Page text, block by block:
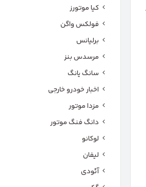
کیا موتورز
فولکس واگن
برلیانس
مرسدس بنز
سانگ یانگ
اخبار خودرو خارجی
مزدا موتور
دانگ فنگ موتور
لوکانو
لیفان
آئودی